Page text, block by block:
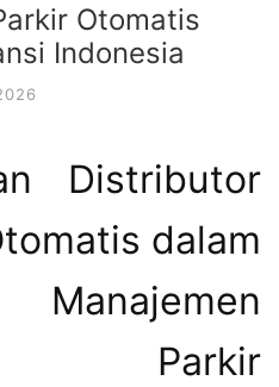
Otomatis
Indonesia
Distributor
dalam
Manajemen